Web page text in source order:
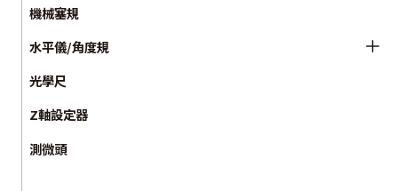
機械塞規
水平儀/角度規
光學尺
Z軸設定器
測微頭